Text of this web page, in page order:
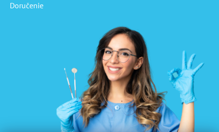
Doručenie